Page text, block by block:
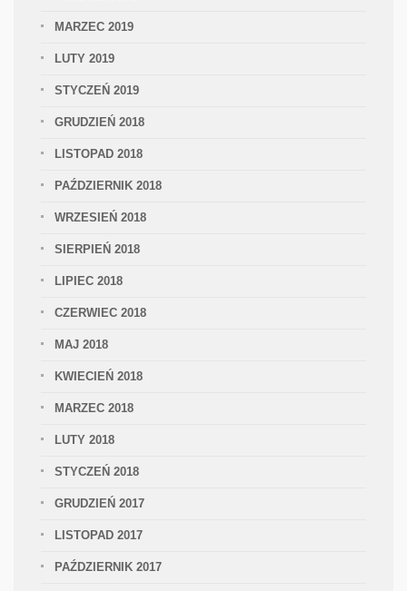
MARZEC 2019
LUTY 2019
STYCZEŃ 2019
GRUDZIEŃ 2018
LISTOPAD 2018
PAŹDZIERNIK 2018
WRZESIEŃ 2018
SIERPIEŃ 2018
LIPIEC 2018
CZERWIEC 2018
MAJ 2018
KWIECIEŃ 2018
MARZEC 2018
LUTY 2018
STYCZEŃ 2018
GRUDZIEŃ 2017
LISTOPAD 2017
PAŹDZIERNIK 2017